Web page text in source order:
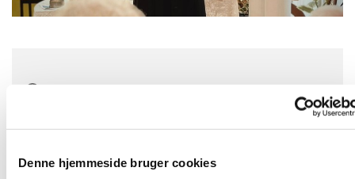
Denne hjemmeside bruger cookies